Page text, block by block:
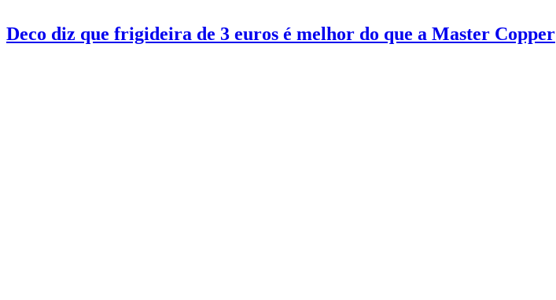
Deco diz que frigideira de 3 euros é melhor do que a Master Copper